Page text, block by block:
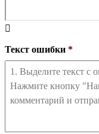
Текст ошибки *